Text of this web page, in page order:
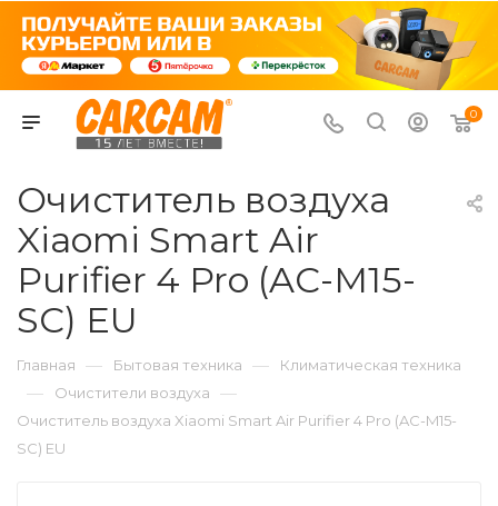
0
Очиститель воздуха
Xiaomi Smart Air
Purifier 4 Pro (AC-M15-
SC) EU
Главная — Бытовая техника — Климатическая техника
— Очистители воздуха —
Очиститель воздуха Xiaomi Smart Air Purifier 4 Pro (AC-M15-
SC) EU